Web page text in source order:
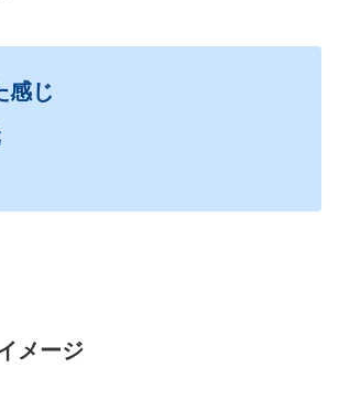
感じ
メージ